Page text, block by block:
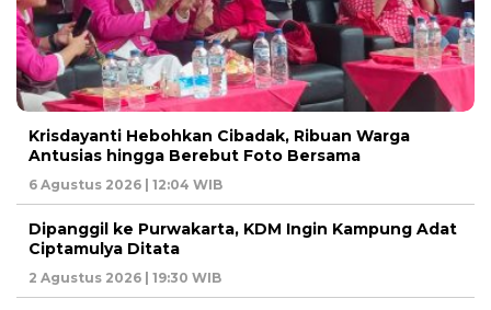
Krisdayanti Hebohkan Cibadak, Ribuan Warga
Antusias hingga Berebut Foto Bersama
6 Agustus 2026 | 12:04 WIB
Dipanggil ke Purwakarta, KDM Ingin Kampung Adat
Ciptamulya Ditata
2 Agustus 2026 | 19:30 WIB